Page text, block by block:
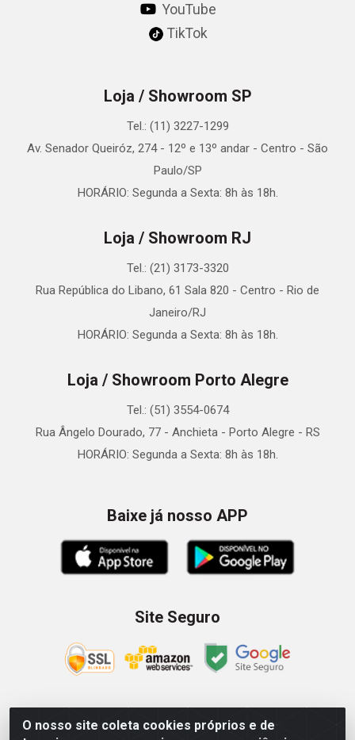
O nosso site coleta cookies próprios e de
YouTube
TikTok
Loja / Showroom SP
Tel.: (11) 3227-1299
Av. Senador Queiróz, 274 - 12º e 13º andar - Centro - São
Paulo/SP
HORÁRIO: Segunda a Sexta: 8h às 18h.
Loja / Showroom RJ
Tel.: (21) 3173-3320
Rua República do Libano, 61 Sala 820 - Centro - Rio de
Janeiro/RJ
HORÁRIO: Segunda a Sexta: 8h às 18h.
Loja / Showroom Porto Alegre
Tel.: (51) 3554-0674
Rua Ângelo Dourado, 77 - Anchieta - Porto Alegre - RS
HORÁRIO: Segunda a Sexta: 8h às 18h.
Baixe já nosso APP
Site Seguro
Zein Importação e Comércio LTDA - Av. Senador Queiróz, 274